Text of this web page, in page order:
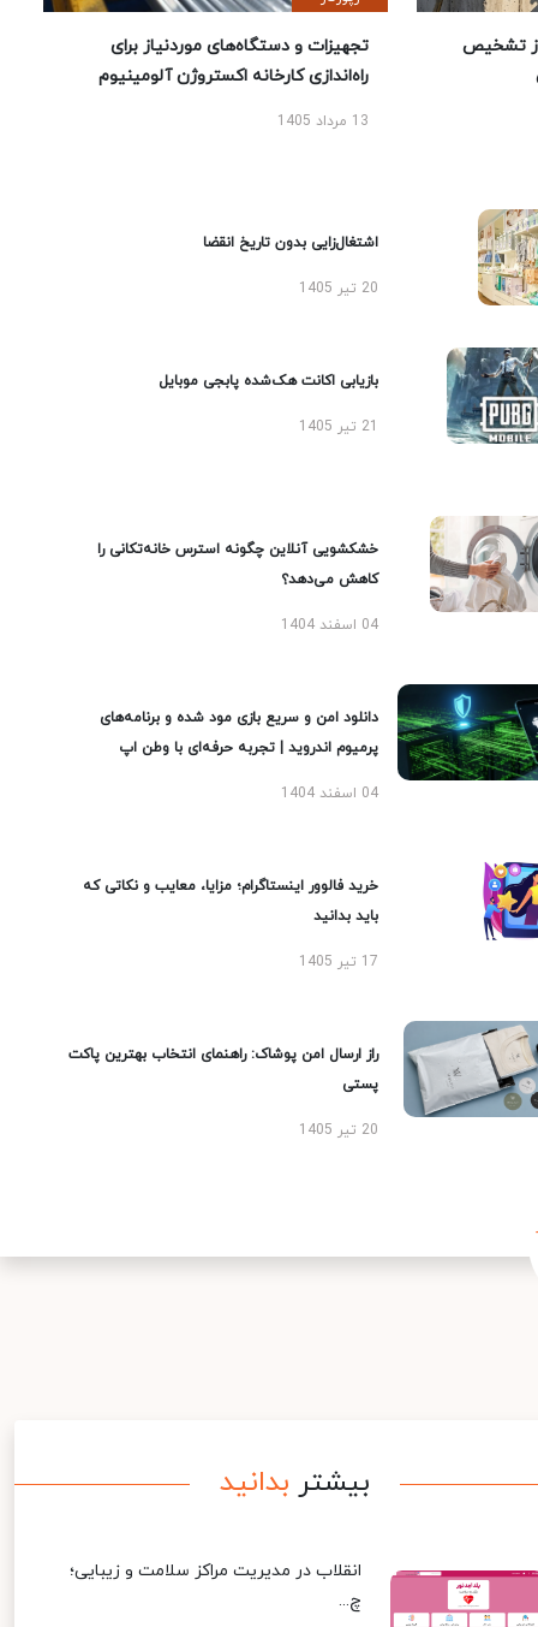
تشخیص
تجهیزات و دستگاه‌های موردنیاز برای
راه‌اندازی کارخانه اکستروژن آلومینیوم
13 مرداد 1405
اشتغال‌زایی بدون تاریخ انقضا
20 تیر 1405
بازیابی اکانت هک‌شده پابجی موبایل
خشکشویی آنلاین چگونه استرس خانه‌تکانی را
کاهش می‌دهد؟
04 اسفند 1404
دانلود امن و سریع بازی مود شده و برنامه‌های
پرمیوم اندروید | تجربه حرفه‌ای با وطن اپ
04 اسفند 1404
خرید فالوور اینستاگرام؛ مزایا، معایب و نکاتی که
باید بدانید
17 تیر 1405
راز ارسال امن پوشاک: راهنمای انتخاب بهترین پاکت
پستی
20 تیر 1405
بیشتر بدانید
انقلاب در مدیریت مراکز سلامت و زیبایی؛
چ...